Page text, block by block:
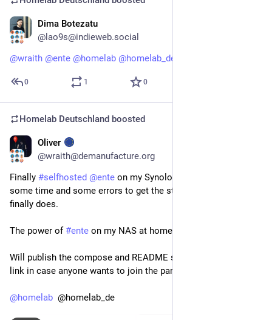
Dima Botezatu
@lao9s@indieweb.social
@wraith @ente @homelab @homelab_de
0 1 0
Homelab Deutschland boosted
Oliver
@wraith@demanufacture.org
Finally #selfhosted @ente on my Synology-
some time and some errors to get the stack running but it
finally does.
The power of #ente on my NAS at home in its pure beauty!
Will publish the compose and README soon and share the
link in case anyone wants to join the party! 🦆🎉
@homelab
  @homelab_de